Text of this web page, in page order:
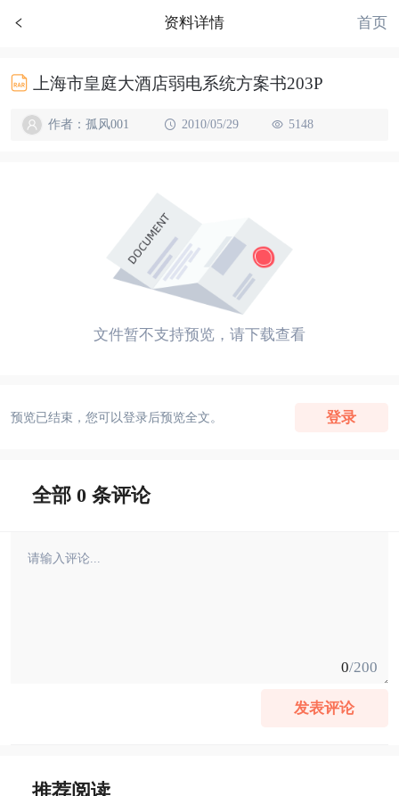
资料详情 首页
上海市皇庭大酒店弱电系统方案书203P
作者：孤风001 2010/05/29 5148
文件暂不支持预览，请下载查看
预览已结束，您可以登录后预览全文。 登录
全部 0 条评论
0/200
发表评论
推荐阅读